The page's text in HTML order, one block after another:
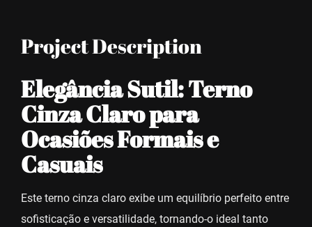
Project Description
Elegância Sutil: Terno
Cinza Claro para
Ocasiões Formais e
Casuais
Este terno cinza claro exibe um equilíbrio perfeito entre
sofisticação e versatilidade, tornando-o ideal tanto